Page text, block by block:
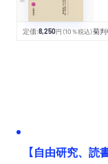
定価:8,250円 （10％税込）菊判
【自由研究、